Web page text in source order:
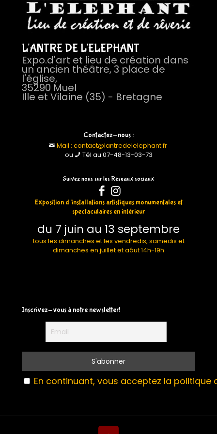
L'ANTRE DE L'ELEPHANT
Expo.d'art et lieu de création dans
un ancien théâtre, 3 place de
l'église,
35290 Muel
Ille et Vilaine (35) - Bretagne
Contactez-nous :
Mail : contact@lantredelelephant.fr
ou
Tél au 07-48-13-03-73
Suivez nous sur les Réseaux sociaux
Exposition d’installations artistiques monumentales et
spectaculaires en intérieur
du 7 juin au 13 septembre
tous les dimanches et les vendredis, samedis et
dimanches en juillet et aôut 14h-19h
Inscrivez-vous à notre newsletter!
En continuant, vous acceptez la politique